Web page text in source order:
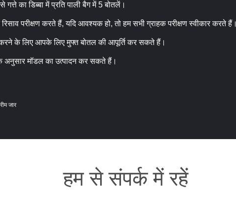
गत्ते का डिब्बा में प्रति पाली बैग में 5 बोतलें।
परीक्षण करते हैं, यदि आवश्यक हो, तो हम सभी ग्राहक परीक्षण स्वीकार करते
करने के लिए आपके लिए मुफ्त बोतल की आपूर्ति कर सकते हैं।
मॉडल का उत्पादन कर सकते हैं।
जार
हम से संपर्क में रहें